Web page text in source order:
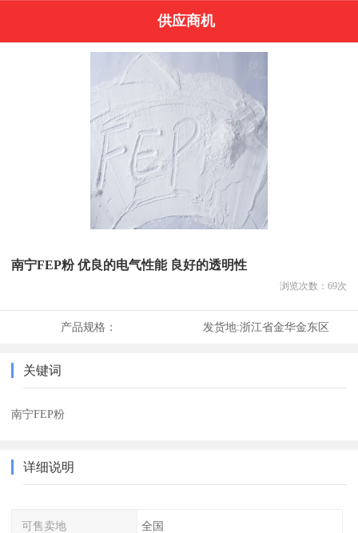
供应商机
南宁FEP粉 优良的电气性能 良好的透明性
浏览次数： 69次
产品规格： 发货地:浙江省金华金东区
关键词
南宁FEP粉
详细说明
可售卖地 全国